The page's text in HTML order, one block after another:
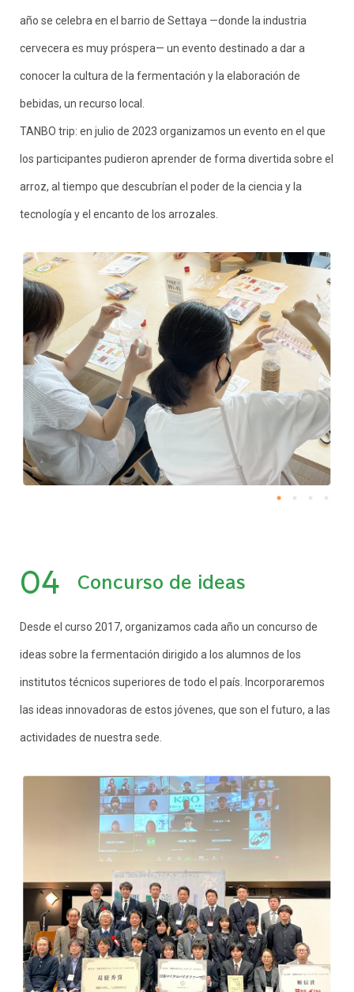
año se celebra en el barrio de Settaya —donde la industria
cervecera es muy próspera— un evento destinado a dar a
conocer la cultura de la fermentación y la elaboración de
bebidas, un recurso local.
TANBO trip: en julio de 2023 organizamos un evento en el que
los participantes pudieron aprender de forma divertida sobre el
arroz, al tiempo que descubrían el poder de la ciencia y la
tecnología y el encanto de los arrozales.
04 Concurso de ideas
Desde el curso 2017, organizamos cada año un concurso de
ideas sobre la fermentación dirigido a los alumnos de los
institutos técnicos superiores de todo el país. Incorporaremos
las ideas innovadoras de estos jóvenes, que son el futuro, a las
actividades de nuestra sede.